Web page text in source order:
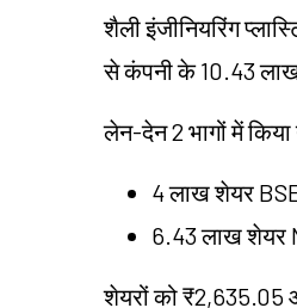
शैली इंजीनियरिंग
से कंपनी के 10.43
लेन-देन 2 भागों में किया
4 लाख शेयर
6.43 लाख शेयर
शेयरों को ₹2,635.05